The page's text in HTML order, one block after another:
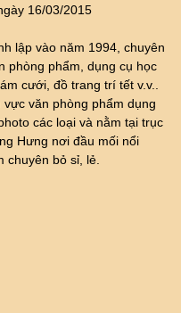
16/03/2015
lập vào năm 1994, chuyên
phòng phẩm, dụng cụ học
cưới, đồ trang trí tết v.v..
văn phòng phẩm dụng
các loại và nằm tại trục
Hưng nơi đầu mối nổi
chuyên bỏ sỉ, lẻ.